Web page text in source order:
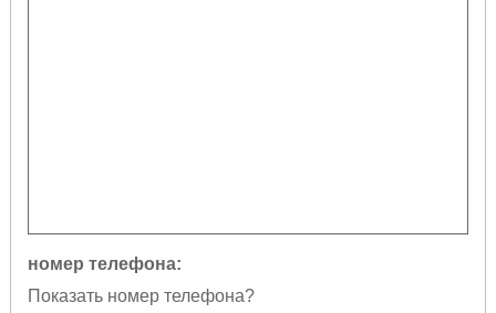
номер телефона:
Показать номер телефона?